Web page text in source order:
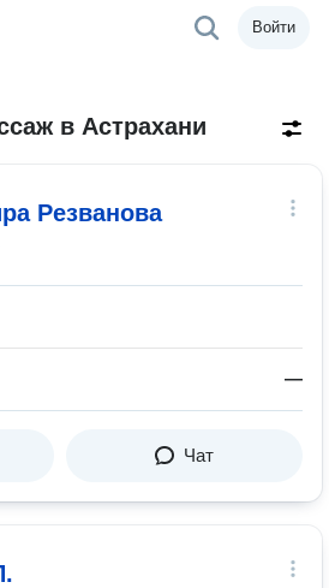
Войти
в Астрахани
Резванова
—
Чат